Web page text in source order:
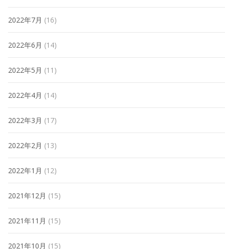
2022年7月 (16)
2022年6月 (14)
2022年5月 (11)
2022年4月 (14)
2022年3月 (17)
2022年2月 (13)
2022年1月 (12)
2021年12月 (15)
2021年11月 (15)
2021年10月 (15)